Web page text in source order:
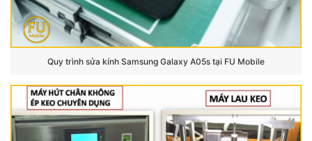
Quy trình sửa kính Samsung Galaxy A05s tại FU Mobile